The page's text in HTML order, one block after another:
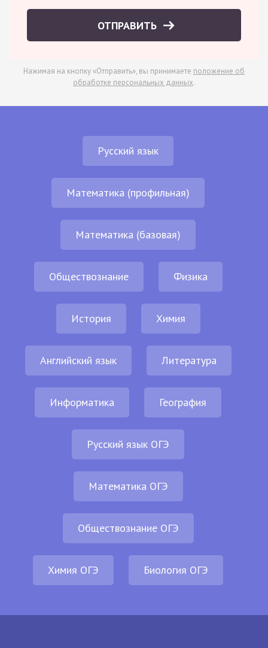
ОТПРАВИТЬ
Нажимая на кнопку «Отправить», вы принимаете положение об
обработке персональных данных.
Русский язык
Математика (профильная)
Математика (базовая)
Обществознание Физика
История Химия
Английский язык Литература
Информатика География
Русский язык ОГЭ
Математика ОГЭ
Обществознание ОГЭ
Химия ОГЭ Биология ОГЭ